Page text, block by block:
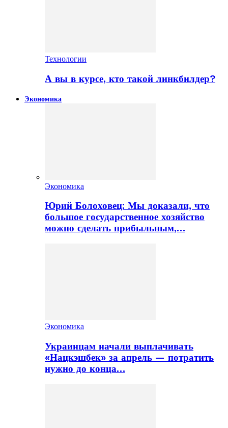
Технологии
А вы в курсе, кто такой линкбилдер?
Экономика
Экономика
Юрий Болоховец: Мы доказали, что
большое государственное хозяйство
можно сделать прибыльным,…
Экономика
Украинцам начали выплачивать
«Нацкэшбек» за апрель — потратить
нужно до конца…